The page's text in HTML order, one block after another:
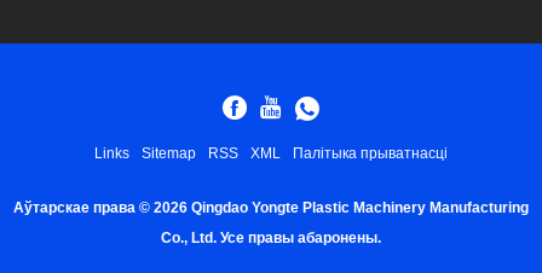
Links Sitemap RSS XML Палітыка прыватнасці
Аўтарскае права © 2026 Qingdao Yongte Plastic Machinery Manufacturing
Co., Ltd. Усе правы абаронены.